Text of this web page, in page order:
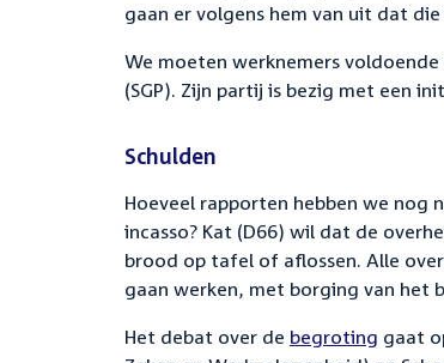
gaan er volgens hem van uit dat
We moeten werknemers
(SGP). Zijn partij is bezig met een
Schulden
Hoeveel rapporten hebben we nog
incasso? Kat (D66) wil dat de
brood op tafel of aflossen. Alle
gaan werken, met borging van het
Het debat over de begroting gaat